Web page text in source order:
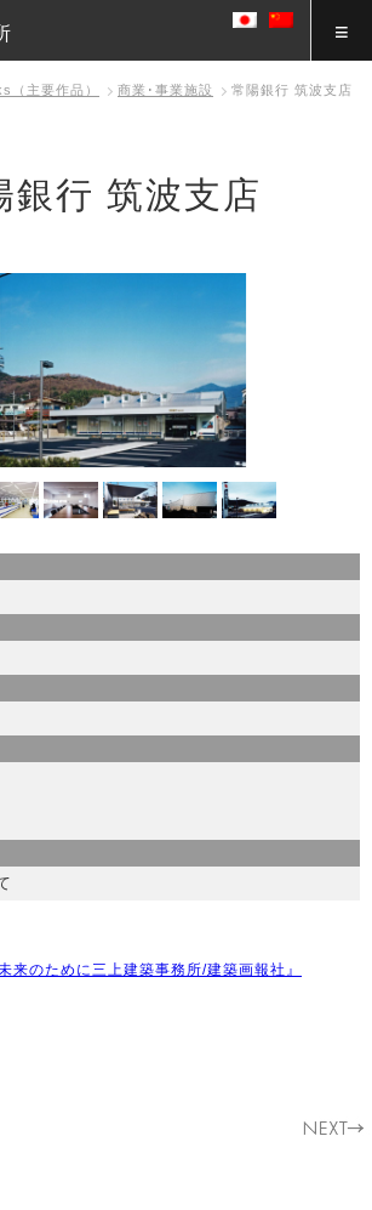
（主要作品） 商業･事業施設 常陽銀行 筑波支店
銀行 筑波支店
来のために三上建築事務所/建築画報社』